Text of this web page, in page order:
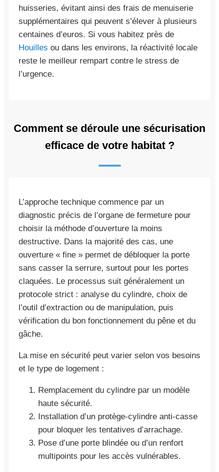
huisseries, évitant ainsi des frais de menuiserie
supplémentaires qui peuvent s’élever à plusieurs
centaines d’euros. Si vous habitez près de
Houilles ou dans les environs, la réactivité locale
reste le meilleur rempart contre le stress de
l’urgence.
Comment se déroule une sécurisation
efficace de votre habitat ?
L’approche technique commence par un
diagnostic précis de l’organe de fermeture pour
choisir la méthode d’ouverture la moins
destructive. Dans la majorité des cas, une
ouverture « fine » permet de débloquer la porte
sans casser la serrure, surtout pour les portes
claquées. Le processus suit généralement un
protocole strict : analyse du cylindre, choix de
l’outil d’extraction ou de manipulation, puis
vérification du bon fonctionnement du pêne et du
gâche.
La mise en sécurité peut varier selon vos besoins
et le type de logement :
Remplacement du cylindre par un modèle
haute sécurité.
Installation d’un protège-cylindre anti-casse
pour bloquer les tentatives d’arrachage.
Pose d’une porte blindée ou d’un renfort
multipoints pour les accès vulnérables.